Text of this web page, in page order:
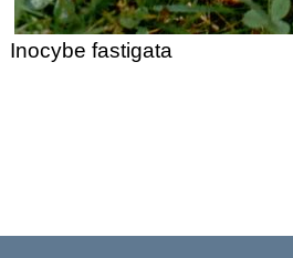
Inocybe fastigata